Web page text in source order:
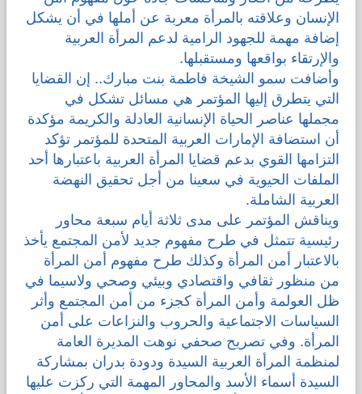
الإنسان وعلاقته بالمرأة معربة عن أملها في أن يشكل
إضافة مهمة للجهود الرامية لدعم المرأة العربية
والإرتقاء بواقعها ومستقبلها.
وأضافت سمو الشيخة فاطمة بنت مبارك.. إن القضايا
التي يتطرق إليها المؤتمر هي مسائل تشكل في
مجملها عناصر الحياة الإنسانية العادلة والكريمة مؤكدة
أن استضافة الإمارات العربية المتحدة للمؤتمر تؤكد
التزامها القوي بدعم قضايا المرأة العربية باعتبارها أحد
الملفات الحيوية في سعينا من أجل تحقيق النهضة
العربية الشاملة.
ويناقش المؤتمر على مدى ثلاثة أيام سبعة محاور
رئيسية تتمثل في طرح مفهوم جديد لأمن المجتمع يأخذ
بالاعتبار أمن المرأة وكذلك طرح مفهوم أمن المرأة
من منظور ثقافي واقتصادي وبيئي وصحي ولاسيما في
ظل العولمة وأمن المرأة كجزء من أمن المجتمع وأثر
السياسات الاجتماعية والحروب والنزاعات على أمن
المرأة. وفي تصريح صحفي نوهت المديرة العامة
لمنظمة المرأة العربية السيدة ودودة بدران بمشاركة
السيدة أسماء الأسد والمحاور المهمة التي ركزت عليها